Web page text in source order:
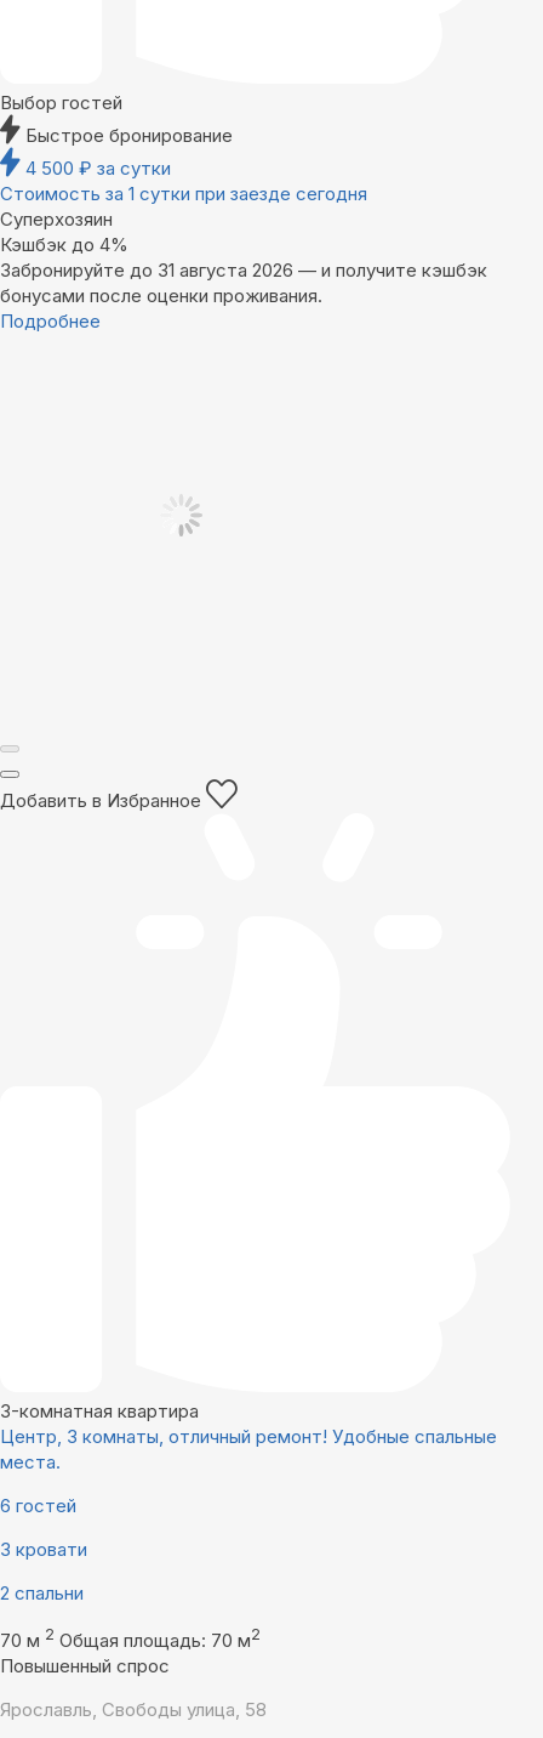
Выбор гостей
Быстрое бронирование
4 500 ₽ за сутки
Стоимость за 1 сутки при заезде сегодня
Суперхозяин
Кэшбэк до 4%
Забронируйте до 31 августа 2026 — и получите кэшбэк
бонусами после оценки проживания.
Подробнее
Добавить в Избранное
3-комнатная квартира
Центр, 3 комнаты, отличный ремонт! Удобные спальные
места.
6 гостей
3 кровати
2 спальни
70 м 2 Общая площадь: 70 м2
Повышенный спрос
Ярославль, Свободы улица, 58